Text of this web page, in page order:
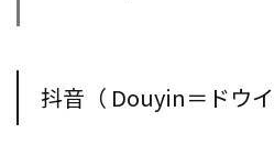
抖音（ Douyin＝ドウイ